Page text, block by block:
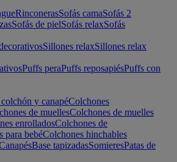
RinconerasSofás camaSofás 2
Sofás de pielSofás relaxSofás
Sillones relaxSillones relax
Puffs peraPuffs reposapiésPuffs con
y canapéColchones
de muellesColchones de muelles
enrolladosColchones de
para bebéColchones hinchables
Base tapizadasSomieresPatas de